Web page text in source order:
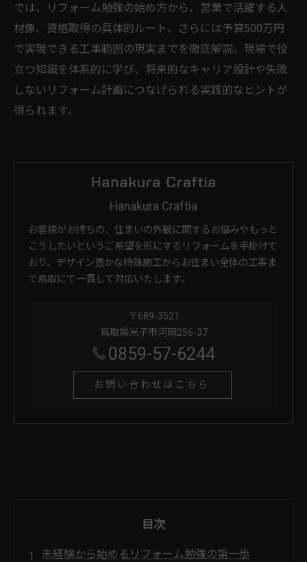
では、リフォーム勉強の始め方から、営業で活躍する人
材像、資格取得の具体的ルート、さらには予算500万円
で実現できる工事範囲の現実までを徹底解説。現場で役
立つ知識を体系的に学び、将来的なキャリア設計や失敗
しないリフォーム計画につなげられる実践的なヒントが
得られます。
Hanakura Craftia
お客様がお持ちの、住まいの外観に関するお悩みやもっと
こうしたいというご希望を形にするリフォームを手掛けて
おり、デザイン豊かな特殊施工からお住まい全体の工事ま
で鳥取にて一貫して対応いたします。
〒689-3521
鳥取県米子市河岡256-37
0859-57-6244
お問い合わせはこちら
目次
未経験から始めるリフォーム勉強の第一歩